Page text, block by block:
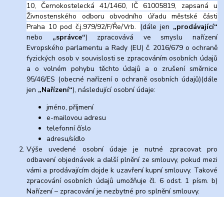
10, Černokostelecká 41/1460, IČ 61005819, zapsaná u
Živnostenského odboru obvodního úřadu městské části
Praha 10 pod č.j.979/92/F/Ře/Vrb. (dále jen „prodávající“
nebo „správce“) zpracovává ve smyslu nařízení
Evropského parlamentu a Rady (EU) č. 2016/679 o ochraně
fyzických osob v souvislosti se zpracováním osobních údajů
a o volném pohybu těchto údajů a o zrušení směrnice
95/46/ES (obecné nařízení o ochraně osobních údajů)(dále
jen „Nařízení“), následující osobní údaje:
jméno, příjmení
e-mailovou adresu
telefonní číslo
adresu/sídlo
Výše uvedené osobní údaje je nutné zpracovat pro
odbavení objednávek a další plnění ze smlouvy, pokud mezi
vámi a prodávajícím dojde k uzavření kupní smlouvy. Takové
zpracování osobních údajů umožňuje čl. 6 odst. 1 písm. b)
Nařízení – zpracování je nezbytné pro splnění smlouvy.